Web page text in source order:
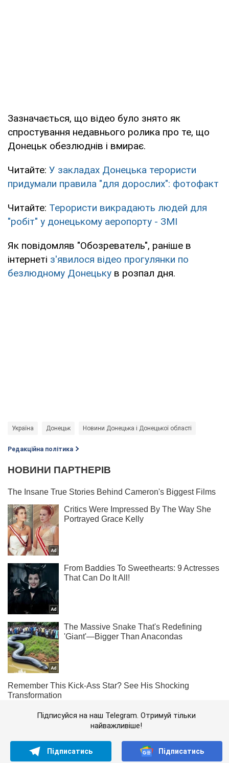
Зазначається, що відео було знято як
спростування недавнього ролика про те, що
Донецьк обезлюднів і вмирає.
Читайте: У закладах Донецька терористи
придумали правила "для дорослих": фотофакт
Читайте: Терористи викрадають людей для
"робіт" у донецькому аеропорту - ЗМІ
Як повідомляв "Обозреватель", раніше в
інтернеті з'явилося відео прогулянки по
безлюдному Донецьку в розпал дня.
Україна Донецьк Новини Донецька і Донецької області
Редакційна політика
Підписуйся на наш Telegram. Отримуй тільки
найважливіше!
Підписатись Підписатись